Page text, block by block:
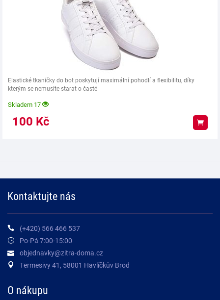
Elastické tkaničky do bot poskytují maximální pohodlí a flexibilitu, díky
kterým se nemusíte starat o časté
Skladem 17
100 Kč
Kontaktujte nás
(+420) 566 466 537
Po-Pá 7:00-15:00
objednavky@zitra-doma.cz
Termesivy 41, 58001 Havlíčkův Brod
O nákupu